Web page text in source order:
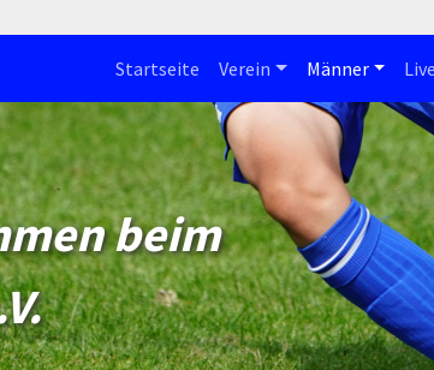
Startseite Verein Männer
beim